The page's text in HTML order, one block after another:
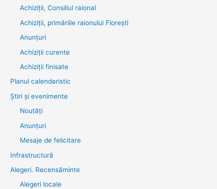
Achiziții, Consiliul raional
Achiziții, primăriile raionului Florești
Anunțuri
Achiziții curente
Achiziții finisate
Planul calendaristic
Știri şi evenimente
Noutăţi
Anunţuri
Mesaje de felicitare
Infrastructură
Alegeri. Recensăminte
Alegeri locale